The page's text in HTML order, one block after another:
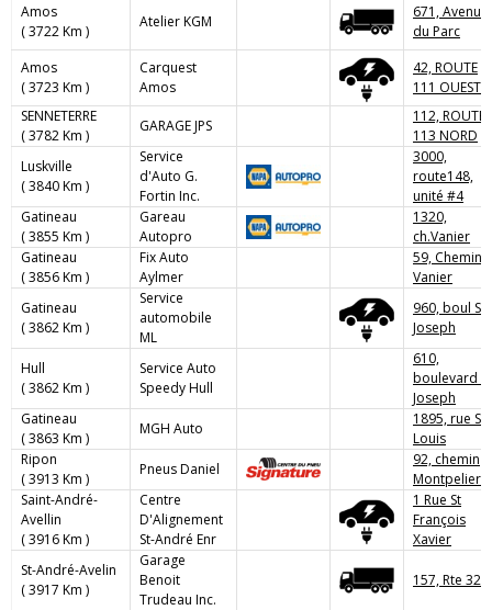
Amos
( 3722 Km )
Atelier KGM
671, Avenue
du Parc
Amos
( 3723 Km )
Carquest
Amos
42, ROUTE
111 OUEST
SENNETERRE
( 3782 Km )
GARAGE JPS
112, ROUTE
113 NORD
Luskville
( 3840 Km )
Service
d'Auto G.
Fortin Inc.
3000,
route148,
unité #4
Gatineau
( 3855 Km )
Gareau
Autopro
1320,
ch.Vanier
Gatineau
( 3856 Km )
Fix Auto
Aylmer
59, Chemin
Vanier
Gatineau
( 3862 Km )
Service
automobile
ML
960, boul St-
Joseph
Hull
( 3862 Km )
Service Auto
Speedy Hull
610,
boulevard
Joseph
Gatineau
( 3863 Km )
MGH Auto
1895, rue St-
Louis
Ripon
( 3913 Km )
Pneus Daniel
92, chemin
Montpelier
Saint-André-
Avellin
( 3916 Km )
Centre
D'Alignement
St-André Enr
1 Rue St
François
Xavier
St-André-Avelin
( 3917 Km )
Garage
Benoit
Trudeau Inc.
157, Rte 321